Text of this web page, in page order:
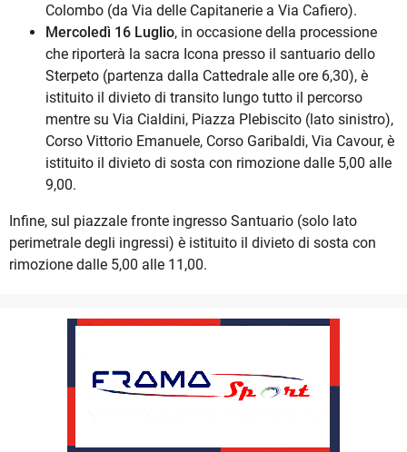
Colombo (da Via delle Capitanerie a Via Cafiero).
Mercoledì 16 Luglio, in occasione della processione
che riporterà la sacra Icona presso il santuario dello
Sterpeto (partenza dalla Cattedrale alle ore 6,30), è
istituito il divieto di transito lungo tutto il percorso
mentre su Via Cialdini, Piazza Plebiscito (lato sinistro),
Corso Vittorio Emanuele, Corso Garibaldi, Via Cavour, è
istituito il divieto di sosta con rimozione dalle 5,00 alle
9,00.
Infine, sul piazzale fronte ingresso Santuario (solo lato
perimetrale degli ingressi) è istituito il divieto di sosta con
rimozione dalle 5,00 alle 11,00.